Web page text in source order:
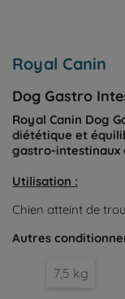
Royal Canin
Dog Gastro
Royal Canin Dog
diététique et
gastro-intestinaux
Utilisation :
Chien atteint de
Autres
7,5 kg